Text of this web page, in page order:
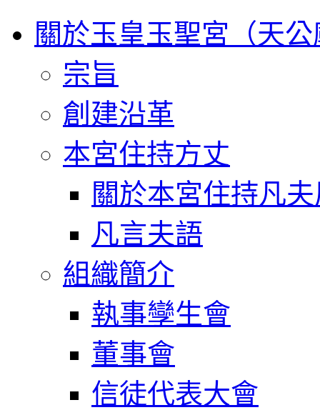
關於玉皇玉聖宮（天
宗旨
創建沿革
本宮住持方丈
關於本宮住持凡
凡言夫語
組織簡介
執事孿生會
董事會
信徒代表大會